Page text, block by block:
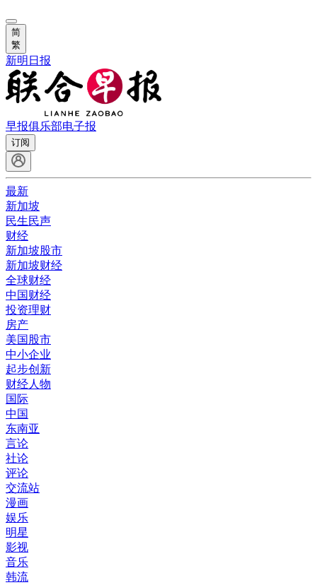
简
繁
新明日报
早报俱乐部电子报
订阅
最新
新加坡
民生民声
财经
新加坡股市
新加坡财经
全球财经
中国财经
投资理财
房产
美国股市
中小企业
起步创新
财经人物
国际
中国
东南亚
言论
社论
评论
交流站
漫画
娱乐
明星
影视
音乐
韩流